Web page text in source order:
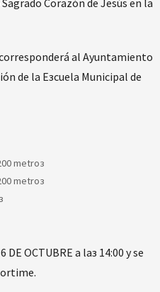
al Ayuntamiento
de la Eзcuela Municipal de
metroз
metroз
OCTUBRE a laз 14:00 y se